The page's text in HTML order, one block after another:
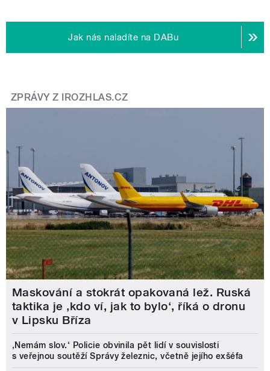
Jak nás naladíte na DABu
ZPRÁVY Z IROZHLAS.CZ
Maskování a stokrát opakovaná lež. Ruská
taktika je ‚kdo ví, jak to bylo‘, říká o dronu
v Lipsku Bříza
‚Nemám slov.‘ Policie obvinila pět lidí v souvislosti
s veřejnou soutěží Správy železnic, včetně jejího exšéfa